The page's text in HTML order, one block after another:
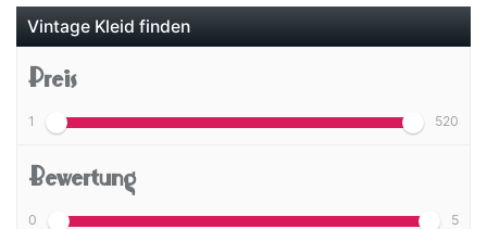
Vintage Kleid finden
Preis
1 520
Bewertung
0 5